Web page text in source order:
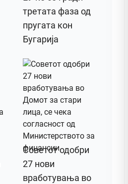
третата фаза од
пругата кон
Бугарија
Советот одобри
27 нови
вработувања во